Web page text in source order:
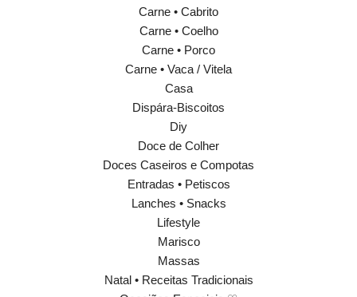
Carne • Cabrito
Carne • Coelho
Carne • Porco
Carne • Vaca / Vitela
Casa
Dispára-Biscoitos
Diy
Doce de Colher
Doces Caseiros e Compotas
Entradas • Petiscos
Lanches • Snacks
Lifestyle
Marisco
Massas
Natal • Receitas Tradicionais